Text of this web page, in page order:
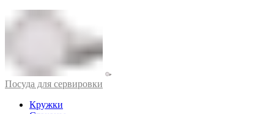
Посуда для сервировки
Кружки